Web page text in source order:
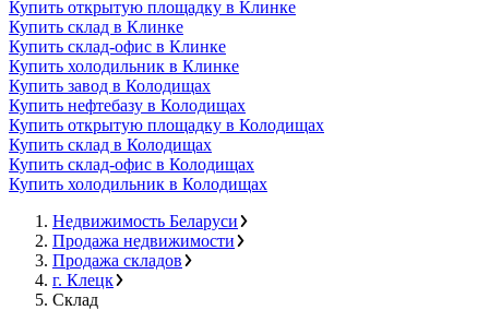
Купить открытую площадку в Клинке
Купить склад в Клинке
Купить склад-офис в Клинке
Купить холодильник в Клинке
Купить завод в Колодищах
Купить нефтебазу в Колодищах
Купить открытую площадку в Колодищах
Купить склад в Колодищах
Купить склад-офис в Колодищах
Купить холодильник в Колодищах
Недвижимость Беларуси
Продажа недвижимости
Продажа складов
г. Клецк
Склад